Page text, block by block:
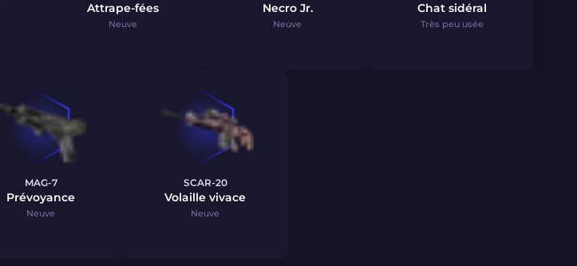
Attrape-fées
Neuve
Necro Jr.
Neuve
Chat sidéral
Très peu usée
MAG-7
Prévoyance
Neuve
SCAR-20
Volaille vivace
Neuve